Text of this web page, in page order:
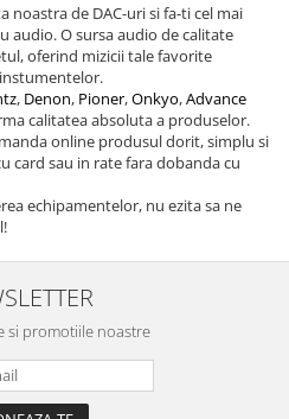
de DAC-uri si fa-ti cel mai
audio. O sursa audio de calitate
oferind mizicii tale favorite
, Denon, Pioner,Onkyo,Advance
calitatea absoluta a produselor.
online produsul dorit, simplu si
card sau in rate fara dobanda cu
echipamentelor, nu ezita sa ne
si promotiile noastre